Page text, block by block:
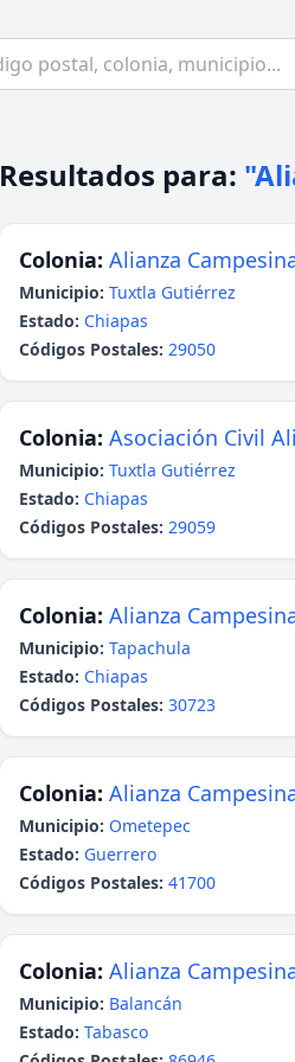
Resultados para:
Colonia: Alianza
Municipio: Tuxtla Gutiérrez
Estado: Chiapas
Códigos Postales: 29050
Colonia: Asociación Civil
Municipio: Tuxtla Gutiérrez
Estado: Chiapas
Códigos Postales: 29059
Colonia: Alianza
Municipio: Tapachula
Estado: Chiapas
Códigos Postales: 30723
Colonia: Alianza
Municipio: Ometepec
Estado: Guerrero
Códigos Postales: 41700
Colonia: Alianza
Municipio: Balancán
Estado: Tabasco